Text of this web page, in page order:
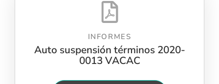
INFORMES
Auto suspensión términos 2020-
0013 VACAC